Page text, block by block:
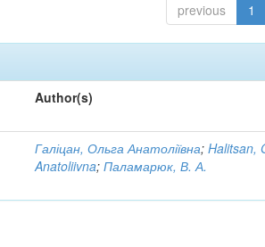
previous 1
Author(s)
Галіцан, Ольга Анатоліївна;Halitsan,
Anatoliivna;Паламарюк, В. А.